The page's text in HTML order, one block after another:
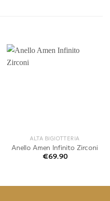
ALTA BIGIOTTERIA
Anello Amen Infinito Zirconi
€69.90